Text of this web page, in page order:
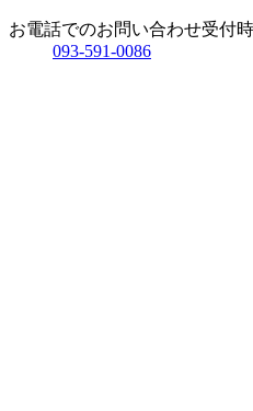
お電話でのお問い合わせ受付
093-591-0086